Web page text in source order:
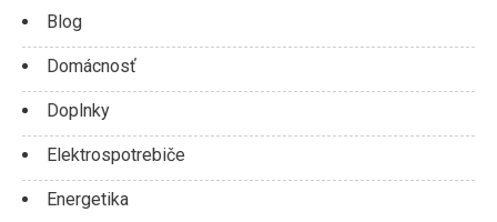
Blog
Domácnosť
Doplnky
Elektrospotrebiče
Energetika